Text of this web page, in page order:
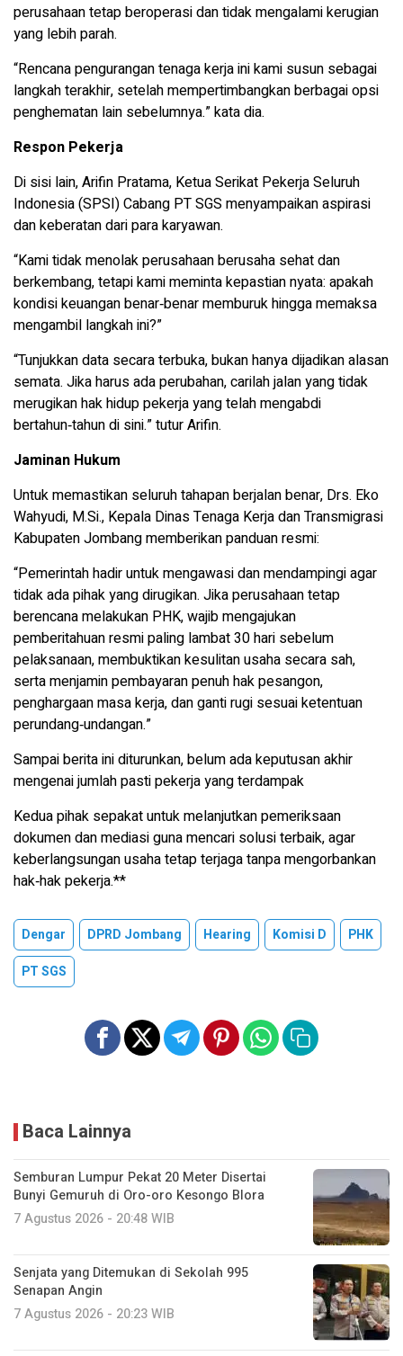
perusahaan tetap beroperasi dan tidak mengalami kerugian
yang lebih parah.
“Rencana pengurangan tenaga kerja ini kami susun sebagai
langkah terakhir, setelah mempertimbangkan berbagai opsi
penghematan lain sebelumnya.” kata dia.
Respon Pekerja
Di sisi lain, Arifin Pratama, Ketua Serikat Pekerja Seluruh
Indonesia (SPSI) Cabang PT SGS menyampaikan aspirasi
dan keberatan dari para karyawan.
“Kami tidak menolak perusahaan berusaha sehat dan
berkembang, tetapi kami meminta kepastian nyata: apakah
kondisi keuangan benar‑benar memburuk hingga memaksa
mengambil langkah ini?”
“Tunjukkan data secara terbuka, bukan hanya dijadikan alasan
semata. Jika harus ada perubahan, carilah jalan yang tidak
merugikan hak hidup pekerja yang telah mengabdi
bertahun‑tahun di sini.” tutur Arifin.
Jaminan Hukum
Untuk memastikan seluruh tahapan berjalan benar, Drs. Eko
Wahyudi, M.Si., Kepala Dinas Tenaga Kerja dan Transmigrasi
Kabupaten Jombang memberikan panduan resmi:
“Pemerintah hadir untuk mengawasi dan mendampingi agar
tidak ada pihak yang dirugikan. Jika perusahaan tetap
berencana melakukan PHK, wajib mengajukan
pemberitahuan resmi paling lambat 30 hari sebelum
pelaksanaan, membuktikan kesulitan usaha secara sah,
serta menjamin pembayaran penuh hak pesangon,
penghargaan masa kerja, dan ganti rugi sesuai ketentuan
perundang‑undangan.”
Sampai berita ini diturunkan, belum ada keputusan akhir
mengenai jumlah pasti pekerja yang terdampak
Kedua pihak sepakat untuk melanjutkan pemeriksaan
dokumen dan mediasi guna mencari solusi terbaik, agar
keberlangsungan usaha tetap terjaga tanpa mengorbankan
hak‑hak pekerja.**
Dengar DPRD Jombang Hearing Komisi D
PHK
PT SGS
Baca Lainnya
Semburan Lumpur Pekat 20 Meter Disertai
Bunyi Gemuruh di Oro-oro Kesongo Blora
7 Agustus 2026 - 20:48 WIB
Senjata yang Ditemukan di Sekolah 995
Senapan Angin
7 Agustus 2026 - 20:23 WIB